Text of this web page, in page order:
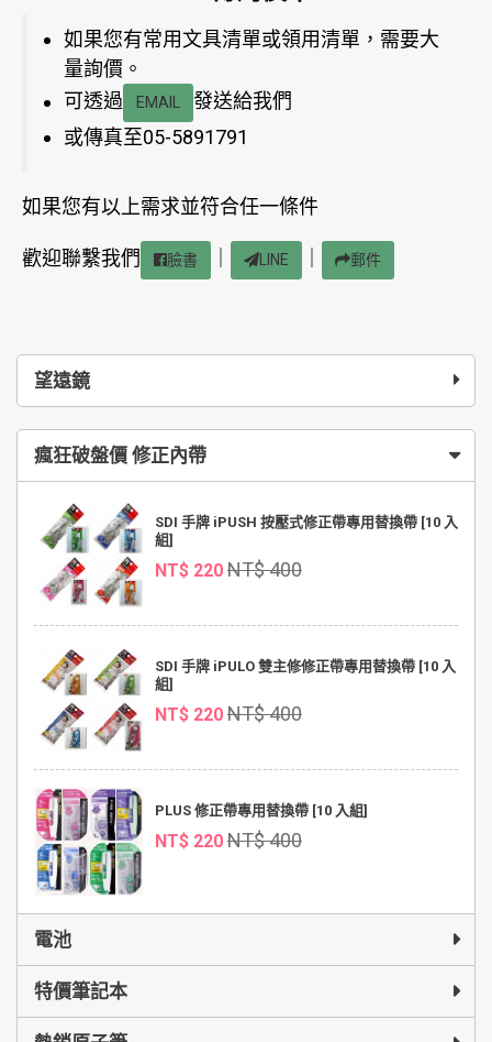
望遠鏡
瘋狂破盤價 修正內帶
SDI 手牌 iPUSH 按壓式修正帶專用替換帶 [10 入
組]
NT$ 220 NT$ 400
SDI 手牌 iPULO 雙主修修正帶專用替換帶 [10 入
組]
NT$ 220 NT$ 400
PLUS 修正帶專用替換帶 [10 入組]
NT$ 220 NT$ 400
電池
特價筆記本
如果您有常用文具清單或領用清單，需要大
量詢價。
可透過
EMAIL
發送給我們
或傳真至05-5891791
如果您有以上需求並符合任一條件
歡迎聯繫我們 臉書 LINE 郵件